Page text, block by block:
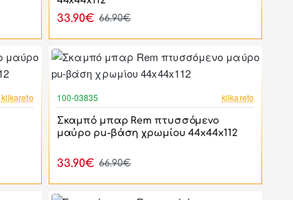
33.90€ 66.90€
klikareto 100-03835 klikareto
Σκαμπό μπαρ Rem πτυσσόμενο
μαύρο pu-βάση χρωμίου 44x44x112
33.90€ 66.90€